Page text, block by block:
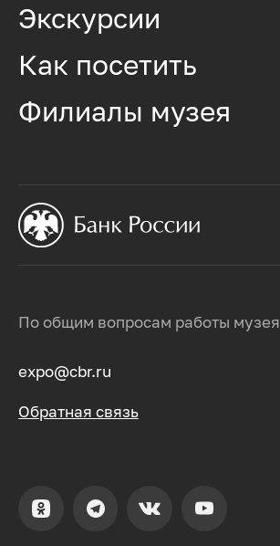
По общим вопросам работы музея
expo@cbr.ru
Обратная связь
Экскурсии
Как посетить
Филиалы музея